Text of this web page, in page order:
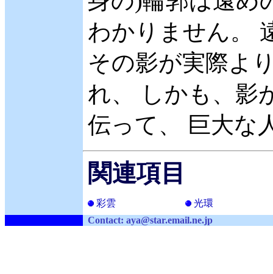
わかりません。
その影が実際よ
れ、 しかも、影
伝って、 巨大な
関連項目
彩雲
光環
Contact: aya@star.email.ne.jp